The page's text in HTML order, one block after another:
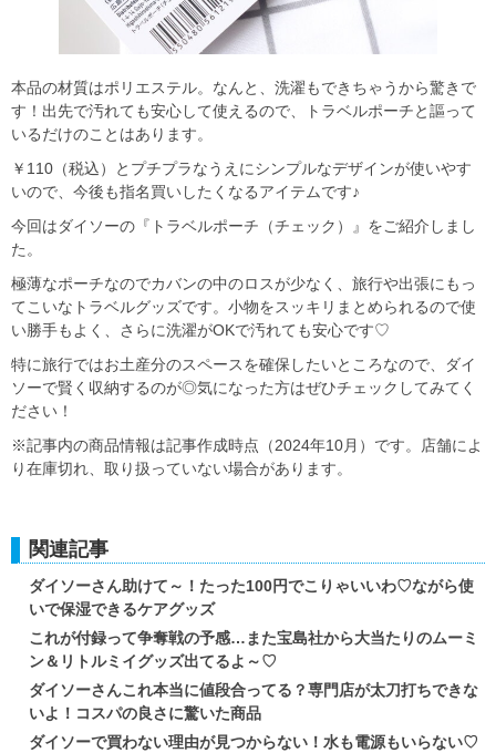
本品の材質はポリエステル。なんと、洗濯もできちゃうから驚きで
す！出先で汚れても安心して使えるので、トラベルポーチと謳って
いるだけのことはあります。
￥110（税込）とプチプラなうえにシンプルなデザインが使いやす
いので、今後も指名買いしたくなるアイテムです♪
今回はダイソーの『トラベルポーチ（チェック）』をご紹介しまし
た。
極薄なポーチなのでカバンの中のロスが少なく、旅行や出張にもっ
てこいなトラベルグッズです。小物をスッキリまとめられるので使
い勝手もよく、さらに洗濯がOKで汚れても安心です♡
特に旅行ではお土産分のスペースを確保したいところなので、ダイ
ソーで賢く収納するのが◎気になった方はぜひチェックしてみてく
ださい！
※記事内の商品情報は記事作成時点（2024年10月）です。店舗によ
り在庫切れ、取り扱っていない場合があります。
関連記事
ダイソーさん助けて～！たった100円でこりゃいいわ♡ながら使
いで保湿できるケアグッズ
これが付録って争奪戦の予感…また宝島社から大当たりのムーミ
ン＆リトルミイグッズ出てるよ～♡
ダイソーさんこれ本当に値段合ってる？専門店が太刀打ちできな
いよ！コスパの良さに驚いた商品
ダイソーで買わない理由が見つからない！水も電源もいらない♡